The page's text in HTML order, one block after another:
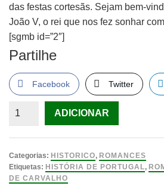
das festas cortesãs. Sejam bem-
João V, o rei que nos fez sonhar
[sgmb id=”2″]
Partilhe
Facebook Twitter
Quantidade
Preto
LIVRO
de
ADICIONAR
Categorias: HISTORICO, ROMANCES
Etiquetas: HISTÓRIA DE PORTUGAL,
DE CARVALHO